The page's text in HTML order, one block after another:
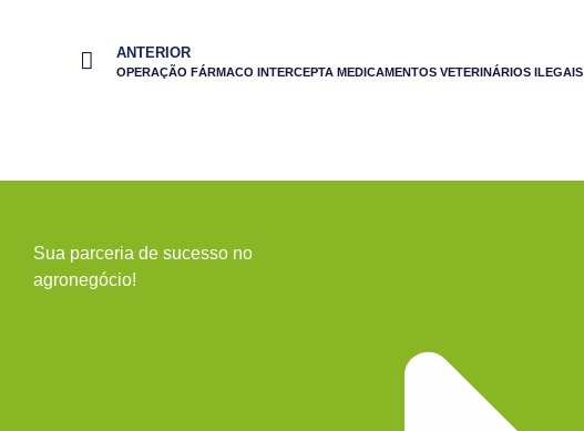
ANTERIOR
OPERAÇÃO FÁRMACO INTERCEPTA MEDICAMENTOS VETERINÁRIOS ILEGAIS
Sua parceria de sucesso no
agronegócio!